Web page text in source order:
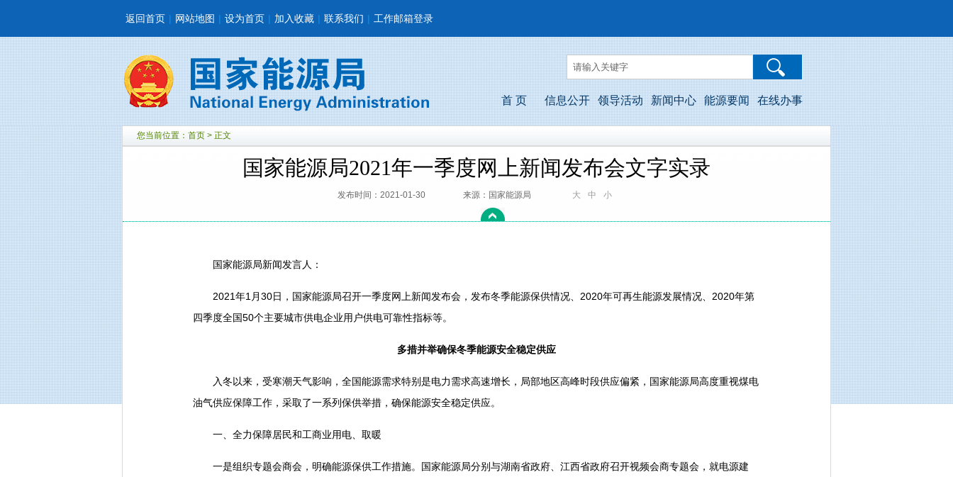
返回首页 | 网站地图 | 设为首页 | 加入收藏 | 联系我们 | 工作邮箱登录
首 页 信息公开 领导活动 新闻中心 能源要闻 在线办事
您当前位置： 首页 > 正文
国家能源局2021年一季度网上新闻发布会文字实录
发布时间：2021-01-30 来源：国家能源局 大 中 小
国家能源局新闻发言人：
2021年1月30日，国家能源局召开一季度网上新闻发布会，发布冬季能源保供情况、2020年可再生能源发展情况、2020年第
四季度全国50个主要城市供电企业用户供电可靠性指标等。
多措并举确保冬季能源安全稳定供应
入冬以来，受寒潮天气影响，全国能源需求特别是电力需求高速增长，局部地区高峰时段供应偏紧，国家能源局高度重视煤电
油气供应保障工作，采取了一系列保供举措，确保能源安全稳定供应。
一、全力保障居民和工商业用电、取暖
一是组织专题会商会，明确能源保供工作措施。国家能源局分别与湖南省政府、江西省政府召开视频会商专题会，就电源建